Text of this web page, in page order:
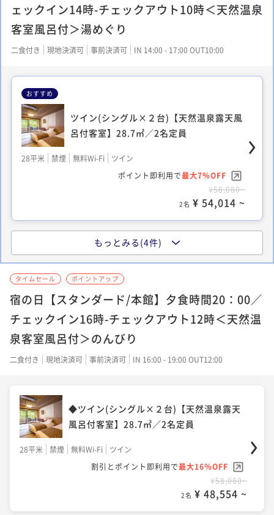
の従業員の個人情報(
す。自分の卓につい
思います。お部屋の
です。館内には「ら
度のみであくまで休
ので、小説や漫画等
この系列は本当にサ
も感動するのですが
香川のお宿でも同じ
諦めていますが、今
おさら残念に思いま
際や帰りの予定が詰
余裕を持ってロビー
ェックイン14時-チェックアウト10時＜天然温泉
客室風呂付＞湯めぐり
二食付き 現地決済可 事前決済可 IN 14:00 - 17:00 OUT10:00
おすすめ
ツイン(シングル×２台)【天然温泉露天風
呂付客室】28.7㎡／2名定員
28平米 禁煙 無料Wi-Fi
ツイン
ポイント即利用で最大7％OFF
¥58,080~
2名 ¥ 54,014 ~
デラックスツイン(シングル×２台＋デイ
ベッド1台)【天然温泉露天風呂付客室】3
6.8㎡／3名定員
36平米 禁煙 無料Wi-Fi
ツイン
ポイント即利用で最大7％OFF
風呂付客室】56.7㎡／4名定員
56平米 禁煙
ポイント即利用で
¥67,420~
¥ 62,700 ~
もっとみる(4件)
タイムセール ポイントアップ
宿の日【スタンダード/本館】夕食時間20：00／
チェックイン16時-チェックアウト12時＜天然温
泉客室風呂付＞のんびり
二食付き 現地決済可 事前決済可 IN 16:00 - 19:00 OUT12:00
◆ツイン(シングル×２台)【天然温泉露天
風呂付客室】28.7㎡／2名定員
28平米 禁煙 無料Wi-Fi
ツイン
割引とポイント即利用で最大16％OFF
¥58,080~
2名 ¥ 48,554 ~